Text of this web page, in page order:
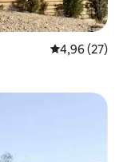
4,96 (27)